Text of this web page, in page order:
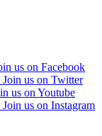
us on Facebook
Join us on Twitter
us on Youtube
Join us on Instagram